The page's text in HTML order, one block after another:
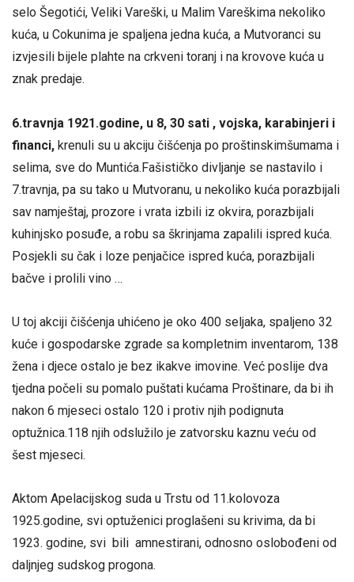
selo Šegotići, Veliki Vareški, u Malim Vareškima nekoliko
kuća, u Cokunima je spaljena jedna kuća, a Mutvoranci su
izvjesili bijele plahte na crkveni toranj i na krovove kuća u
znak predaje.
6.travnja 1921.godine, u 8, 30 sati , vojska, karabinjeri i
financi, krenuli su u akciju čišćenja po proštinskimšumama i
selima, sve do Muntića.Fašističko divljanje se nastavilo i
7.travnja, pa su tako u Mutvoranu, u nekoliko kuća porazbijali
sav namještaj, prozore i vrata izbili iz okvira, porazbijali
kuhinjsko posuđe, a robu sa škrinjama zapalili ispred kuća.
Posjekli su čak i loze penjačice ispred kuća, porazbijali
bačve i prolili vino …
U toj akciji čišćenja uhićeno je oko 400 seljaka, spaljeno 32
kuće i gospodarske zgrade sa kompletnim inventarom, 138
žena i djece ostalo je bez ikakve imovine. Već poslije dva
tjedna počeli su pomalo puštati kućama Proštinare, da bi ih
nakon 6 mjeseci ostalo 120 i protiv njih podignuta
optužnica.118 njih odslužilo je zatvorsku kaznu veću od
šest mjeseci.
Aktom Apelacijskog suda u Trstu od 11.kolovoza
1925.godine, svi optuženici proglašeni su krivima, da bi
1923. godine, svi bili amnestirani, odnosno oslobođeni od
daljnjeg sudskog progona.